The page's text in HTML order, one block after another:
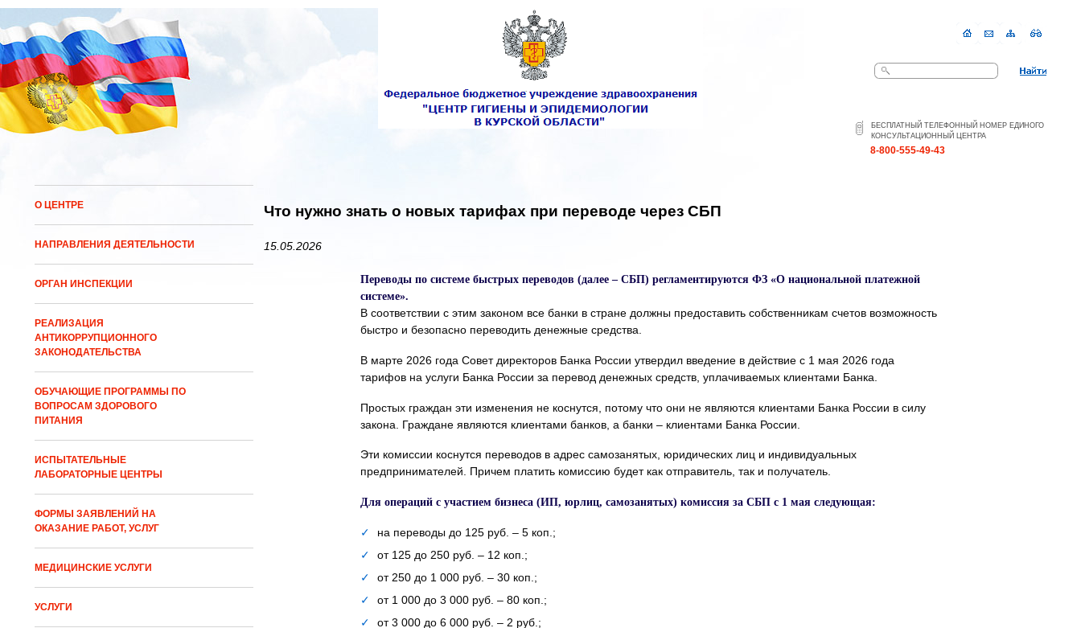
Поиск
БЕСПЛАТНЫЙ ТЕЛЕФОННЫЙ НОМЕР ЕДИНОГО
КОНСУЛЬТАЦИОННЫЙ ЦЕНТРА
8-800-555-49-43
О ЦЕНТРЕ
НАПРАВЛЕНИЯ ДЕЯТЕЛЬНОСТИ
ОРГАН ИНСПЕКЦИИ
РЕАЛИЗАЦИЯ
АНТИКОРРУПЦИОННОГО
ЗАКОНОДАТЕЛЬСТВА
ОБУЧАЮЩИЕ ПРОГРАММЫ ПО
ВОПРОСАМ ЗДОРОВОГО
ПИТАНИЯ
ИСПЫТАТЕЛЬНЫЕ
ЛАБОРАТОРНЫЕ ЦЕНТРЫ
ФОРМЫ ЗАЯВЛЕНИЙ НА
ОКАЗАНИЕ РАБОТ, УСЛУГ
МЕДИЦИНСКИЕ УСЛУГИ
УСЛУГИ
Что нужно знать о новых тарифах при переводе через СБП
15.05.2026
Переводы по системе быстрых переводов (далее – СБП) регламентируются ФЗ «О национальной платежной
системе».
В соответствии с этим законом все банки в стране должны предоставить собственникам счетов возможность
быстро и безопасно переводить денежные средства.
В марте 2026 года Совет директоров Банка России утвердил введение в действие с 1 мая 2026 года
тарифов на услуги Банка России за перевод денежных средств, уплачиваемых клиентами Банка.
Простых граждан эти изменения не коснутся, потому что они не являются клиентами Банка России в силу
закона. Граждане являются клиентами банков, а банки – клиентами Банка России.
Эти комиссии коснутся переводов в адрес самозанятых, юридических лиц и индивидуальных
предпринимателей. Причем платить комиссию будет как отправитель, так и получатель.
Для операций с участием бизнеса (ИП, юрлиц, самозанятых) комиссия за СБП с 1 мая следующая:
✓
на переводы до 125 руб. – 5 коп.;
✓
от 125 до 250 руб. – 12 коп.;
✓
от 250 до 1 000 руб. – 30 коп.;
✓
от 1 000 до 3 000 руб. – 80 коп.;
✓
от 3 000 до 6 000 руб. – 2 руб.;